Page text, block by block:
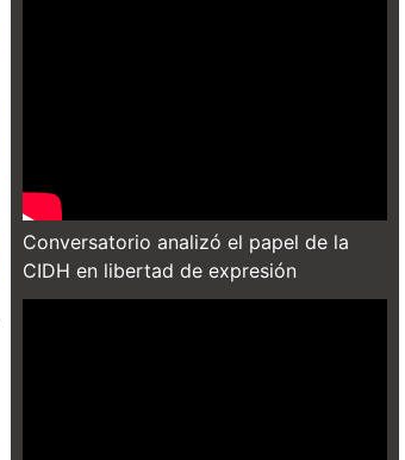
Conversatorio analizó el papel de la
CIDH en libertad de expresión